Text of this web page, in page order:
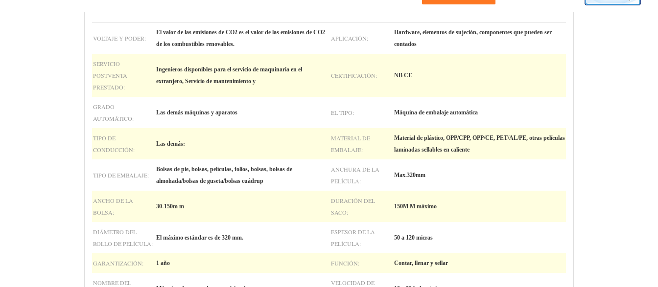
VOLTAJE Y PODER:
El valor de las emisiones de CO2 es el valor de las emisiones de CO2
de los combustibles renovables.
APLICACIÓN:
Hardware, elementos de sujeción, componentes que pueden ser
contados
SERVICIO
POSTVENTA
PRESTADO:
Ingenieros disponibles para el servicio de maquinaria en el
extranjero, Servicio de mantenimiento y
CERTIFICACIÓN: NB CE
GRADO
AUTOMÁTICO:
Las demás máquinas y aparatos EL TIPO: Máquina de embalaje automática
TIPO DE
CONDUCCIÓN:
Las demás:
MATERIAL DE
EMBALAJE:
Material de plástico, OPP/CPP, OPP/CE, PET/AL/PE, otras películas
laminadas sellables en caliente
TIPO DE EMBALAJE:
Bolsas de pie, bolsas, películas, folios, bolsas, bolsas de
almohada/bolsas de guseta/bolsas cuádrup
ANCHURA DE LA
PELÍCULA:
Max.320mm
ANCHO DE LA
BOLSA:
30-150m m
DURACIÓN DEL
SACO:
150M M máximo
DIÁMETRO DEL
ROLLO DE PELÍCULA:
El máximo estándar es de 320 mm.
ESPESOR DE LA
PELÍCULA:
50 a 120 micras
GARANTIZACIÓN: 1 año FUNCIÓN: Contar, llenar y sellar
NOMBRE DEL
VELOCIDAD DE